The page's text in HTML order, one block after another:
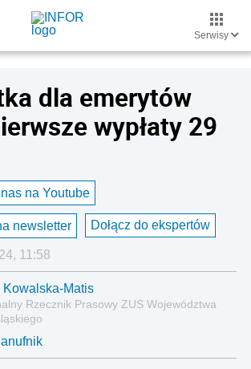
Serwisy
dla emerytów
wypłaty 29
na Youtube
newsletter Dołącz do ekspertów
11:58
Kowalska-Matis
Rzecznik Prasowy ZUS Województwa